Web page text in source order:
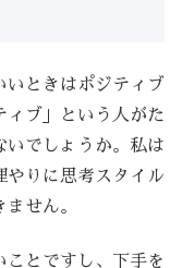
ときはポジティブ
ィブ」という人がた
いでしょうか。私は
やりに思考スタイル
せん。
とですし、下手を